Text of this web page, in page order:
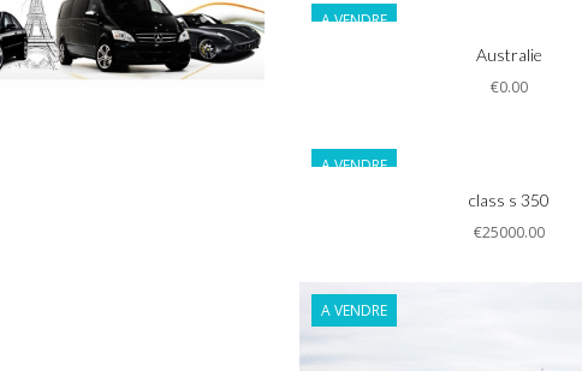
A VENDRE
Informations
Australie
€0.00
A VENDRE
Informations
class s 350
€25000.00
A VENDRE